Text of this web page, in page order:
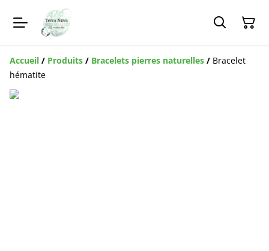
Accueil / Produits / Bracelets pierres naturelles / Bracelet
hématite